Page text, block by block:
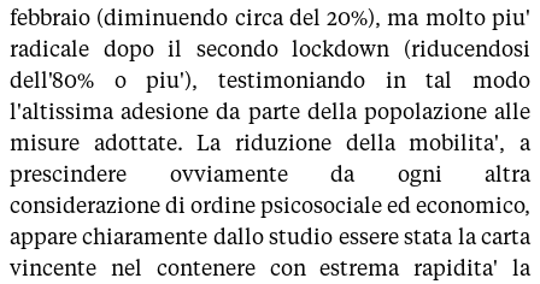
febbraio (diminuendo circa del 20%), ma molto piu'
radicale dopo il secondo lockdown (riducendosi
dell'80% o piu'), testimoniando in tal modo
l'altissima adesione da parte della popolazione alle
misure adottate. La riduzione della mobilita', a
prescindere ovviamente da ogni altra
considerazione di ordine psicosociale ed economico,
appare chiaramente dallo studio essere stata la carta
vincente nel contenere con estrema rapidita' la